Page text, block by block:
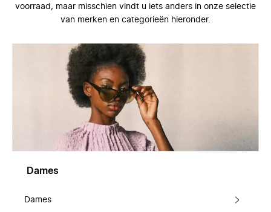
voorraad, maar misschien vindt u iets anders in onze selectie
van merken en categorieën hieronder.
Dames
Dames